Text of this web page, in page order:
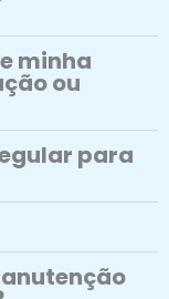
minha
ou
para